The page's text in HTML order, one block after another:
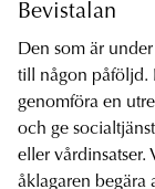
Bevistalan
Den som är
till någon påföljd.
genomföra en
och ge
eller vårdinsatser.
åklagaren begära